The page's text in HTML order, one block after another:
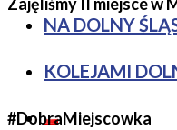
NA DOLNY
KOLEJAMI
#DobraMiejscowka